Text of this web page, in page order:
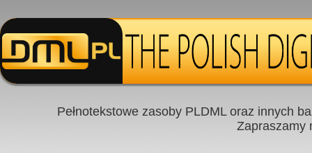
Pełnotekstowe zasoby PLDML oraz innych
Zapraszamy